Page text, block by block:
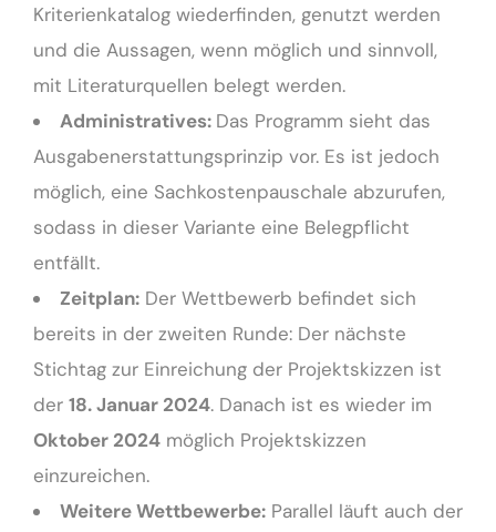
Kriterienkatalog wiederfinden, genutzt werden
und die Aussagen, wenn möglich und sinnvoll,
mit Literaturquellen belegt werden.
Administratives: Das Programm sieht das
Ausgabenerstattungsprinzip vor. Es ist jedoch
möglich, eine Sachkostenpauschale abzurufen,
sodass in dieser Variante eine Belegpflicht
entfällt.
Zeitplan: Der Wettbewerb befindet sich
bereits in der zweiten Runde: Der nächste
Stichtag zur Einreichung der Projektskizzen ist
der 18. Januar 2024. Danach ist es wieder im
Oktober 2024 möglich Projektskizzen
einzureichen.
Weitere Wettbewerbe: Parallel läuft auch der